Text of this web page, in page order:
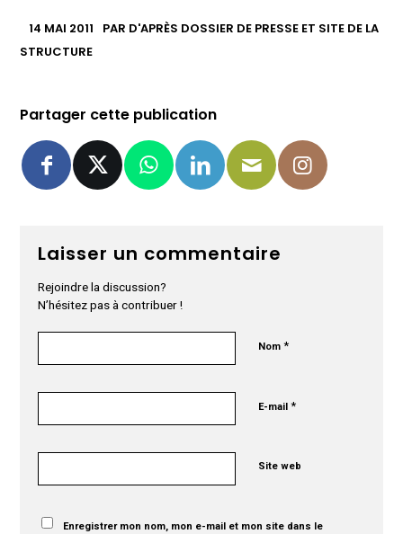
14 MAI 2011 PAR D'APRÈS DOSSIER DE PRESSE ET SITE DE LA
STRUCTURE
Partager cette publication
Laisser un commentaire
Rejoindre la discussion?
N’hésitez pas à contribuer !
Nom*
E-mail*
Site web
Enregistrer mon nom, mon e-mail et mon site dans le